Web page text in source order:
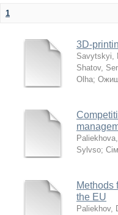
1
3D-
Savytskyi,
Shatov,
Olha;
Sylvso;
Methods
the EU
Paliekhov,